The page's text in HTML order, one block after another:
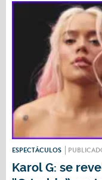
ESPECTÁCULOS
Karol G: se